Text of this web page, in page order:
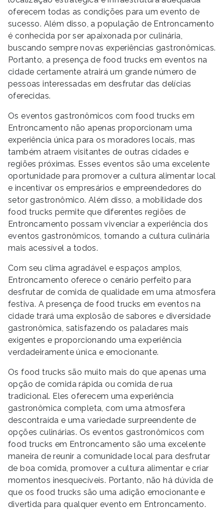
oferecem todas as condições para um evento de
sucesso. Além disso, a população de Entroncamento
é conhecida por ser apaixonada por culinária,
buscando sempre novas experiências gastronômicas.
Portanto, a presença de food trucks em eventos na
cidade certamente atrairá um grande número de
pessoas interessadas em desfrutar das delícias
oferecidas.
Os eventos gastronômicos com food trucks em
Entroncamento não apenas proporcionam uma
experiência única para os moradores locais, mas
também atraem visitantes de outras cidades e
regiões próximas. Esses eventos são uma excelente
oportunidade para promover a cultura alimentar local
e incentivar os empresários e empreendedores do
setor gastronômico. Além disso, a mobilidade dos
food trucks permite que diferentes regiões de
Entroncamento possam vivenciar a experiência dos
eventos gastronômicos, tornando a cultura culinária
mais acessível a todos.
Com seu clima agradável e espaços amplos,
Entroncamento oferece o cenário perfeito para
desfrutar de comida de qualidade em uma atmosfera
festiva. A presença de food trucks em eventos na
cidade trará uma explosão de sabores e diversidade
gastronômica, satisfazendo os paladares mais
exigentes e proporcionando uma experiência
verdadeiramente única e emocionante.
Os food trucks são muito mais do que apenas uma
opção de comida rápida ou comida de rua
tradicional. Eles oferecem uma experiência
gastronômica completa, com uma atmosfera
descontraída e uma variedade surpreendente de
opções culinárias. Os eventos gastronômicos com
food trucks em Entroncamento são uma excelente
maneira de reunir a comunidade local para desfrutar
de boa comida, promover a cultura alimentar e criar
momentos inesquecíveis. Portanto, não há dúvida de
que os food trucks são uma adição emocionante e
divertida para qualquer evento em Entroncamento.